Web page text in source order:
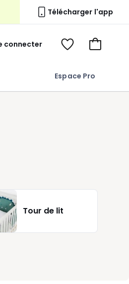
Télécharger l'app
Espace Pro
connecter
Voir
Aller
Tour de lit